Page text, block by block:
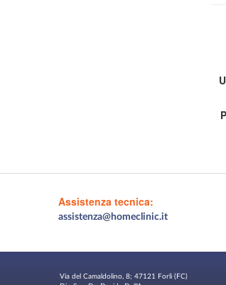
Assistenza tecnica:
assistenza@homeclinic.it
Via del Camaldolino, 8; 47121 Forlì (FC)